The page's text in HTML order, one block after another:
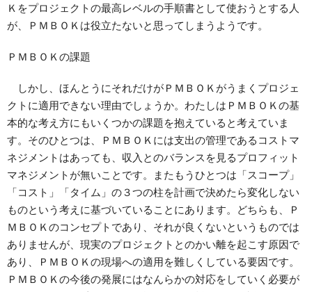
Ｋをプロジェクトの最高レベルの手順書として使おうとする人
が、ＰＭＢＯＫは役立たないと思ってしまうようです。
ＰＭＢＯＫの課題
しかし、ほんとうにそれだけがＰＭＢＯＫがうまくプロジェ
クトに適用できない理由でしょうか。わたしはＰＭＢＯＫの基
本的な考え方にもいくつかの課題を抱えていると考えていま
す。そのひとつは、ＰＭＢＯＫには支出の管理であるコストマ
ネジメントはあっても、収入とのバランスを見るプロフィット
マネジメントが無いことです。またもうひとつは「スコープ」
「コスト」「タイム」の３つの柱を計画で決めたら変化しない
ものという考えに基づいていることにあります。どちらも、Ｐ
ＭＢＯＫのコンセプトであり、それが良くないというものでは
ありませんが、現実のプロジェクトとのかい離を起こす原因で
あり、ＰＭＢＯＫの現場への適用を難しくしている要因です。
ＰＭＢＯＫの今後の発展にはなんらかの対応をしていく必要が